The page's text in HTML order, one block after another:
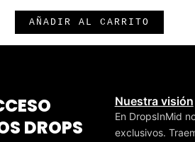
AÑADIR AL CARRITO
DROPS
Nuestra visión
En DropsInMid
exclusivos.